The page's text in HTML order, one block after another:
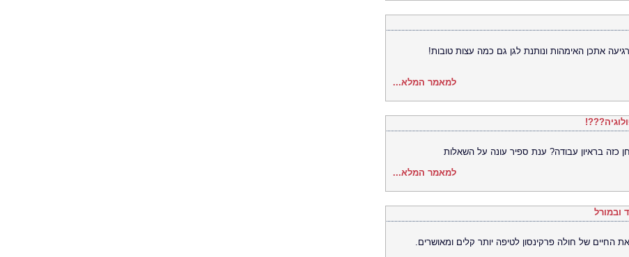
אתכן האימהות ונותנת לגן גם כמה עצות טובות!
למאמר המלא...
כזה בראיון עבודה? ענת ספיר עונה על השאלות
למאמר המלא...
ובמורל
החיים של חולה פרקינסון לטיפה יותר קלים ומאושרים.